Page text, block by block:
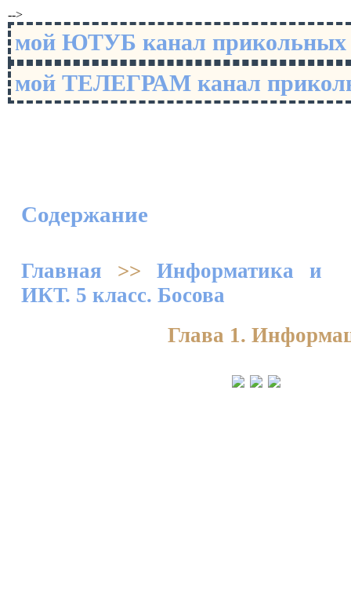
-->
мой ЮТУБ канал
мой ТЕЛЕГРАМ канал
Содержание
Главная >> Информатика и
ИКТ. 5 класс. Босова
Глава 1.